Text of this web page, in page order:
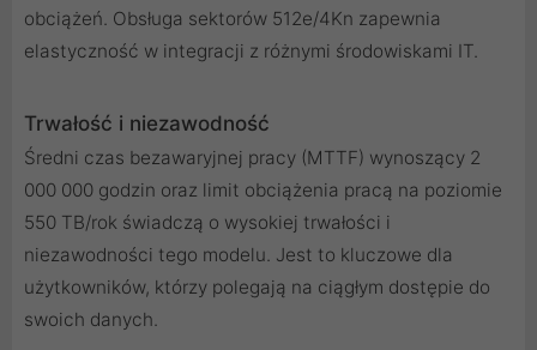
obciążeń. Obsługa sektorów 512e/4Kn zapewnia
elastyczność w integracji z różnymi środowiskami IT.
Trwałość i niezawodność
Średni czas bezawaryjnej pracy (MTTF) wynoszący 2
000 000 godzin oraz limit obciążenia pracą na poziomie
550 TB/rok świadczą o wysokiej trwałości i
niezawodności tego modelu. Jest to kluczowe dla
użytkowników, którzy polegają na ciągłym dostępie do
swoich danych.